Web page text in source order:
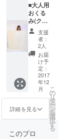
■大人用
おくる
み(ク
リーム)
一般販
売価格
は 6480
円（税
込）を
予定し
ている
ためお
得で
す！
支援
者：
2人
お届
け予
定：
2017
年12
月
詳細を見る
こ
の
リ
タ
ー
ン
を
選
択
す
る
このプロ